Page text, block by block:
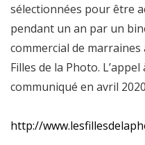
sélectionnées pour être
pendant un an par un
commercial de marraines
Filles de la Photo.
communiqué en avril
http://